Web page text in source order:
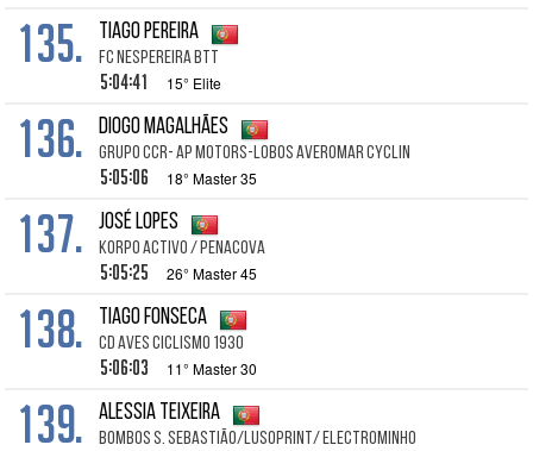
135. Tiago Pereira
FC Nespereira BTT
5:04:41 15° Elite
136. Diogo Magalhães
Grupo ccr- Ap motors-Lobos Averomar Cyclin
5:05:06 18° Master 35
137. José Lopes
Korpo Activo / Penacova
5:05:25 26° Master 45
138. Tiago Fonseca
Cd Aves Ciclismo 1930
5:06:03 11° Master 30
139. Alessia Teixeira
Bombos S. Sebastião/LusoPrint/ ElectroMinho